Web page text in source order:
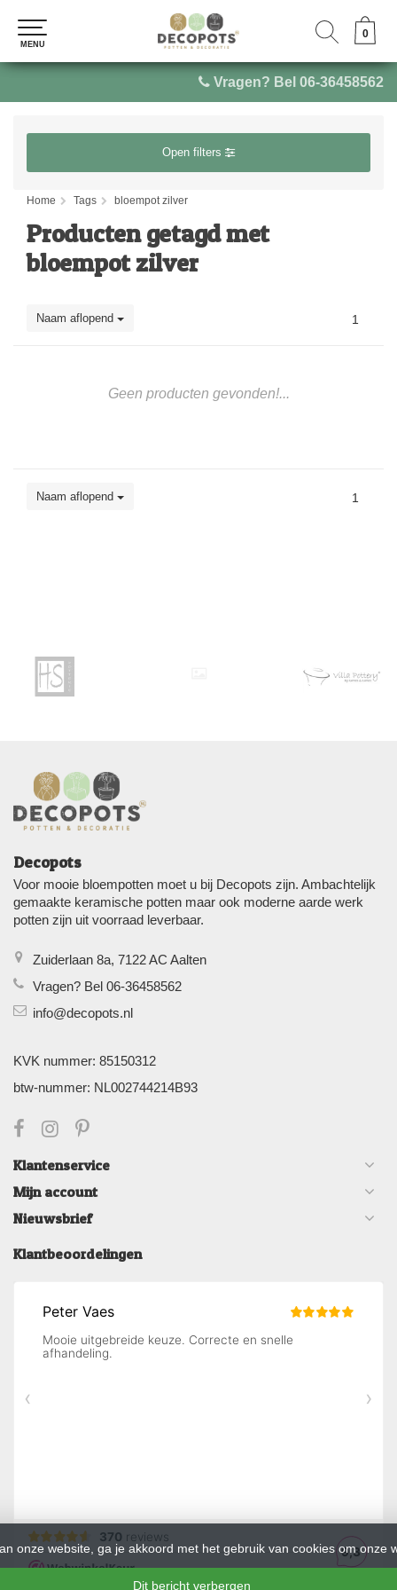
Vragen? Bel 06-36458562
0
MENU
0
MENU
Open filters
Home Tags bloempot zilver
Producten getagd met
bloempot zilver
Naam aflopend 1
Geen producten gevonden!...
Naam aflopend 1
Decopots
Voor mooie bloempotten moet u bij Decopots zijn. Ambachtelijk
gemaakte keramische potten maar ook moderne aarde werk
potten zijn uit voorraad leverbaar.
Zuiderlaan 8a, 7122 AC Aalten
Vragen? Bel 06-36458562
info@decopots.nl
KVK nummer: 85150312
btw-nummer: NL002744214B93
Klantenservice
Mijn account
Nieuwsbrief
Klantbeoordelingen
onze website, ga je akkoord met het gebruik van cookies om onze
Dit bericht verbergen